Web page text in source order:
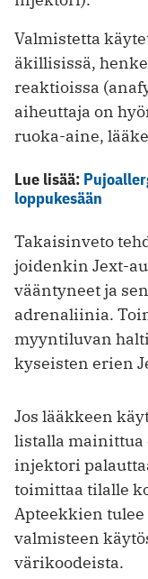
Valmistetta
äkillisissä,
reaktioissa
aiheuttaja on
ruoka-aine,
Lue lisää:
loppukesään
Takaisinveto
joidenkin Jext-
vääntyneet ja
adrenaliinia.
myyntiluvan
kyseisten erien
Jos lääkkeen
listalla mainittua
injektori
toimittaa tilalle
Apteekkien
valmisteen
värikoodeista.